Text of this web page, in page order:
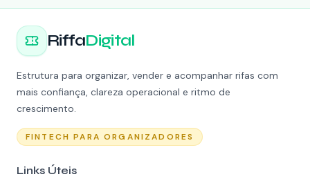
RiffaDigital
Estrutura para organizar, vender e acompanhar rifas com
mais confiança, clareza operacional e ritmo de
crescimento.
FINTECH PARA ORGANIZADORES
Links Úteis